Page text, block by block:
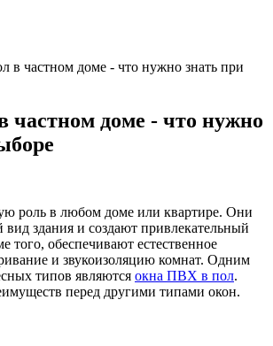
в частном доме - что нужно знать при
частном доме - что нужно
роль в любом доме или квартире. Они
здания и создают привлекательный
обеспечивают естественное
и звукоизоляцию комнат. Одним
типов являются окна ПВХ в пол.
перед другими типами окон.